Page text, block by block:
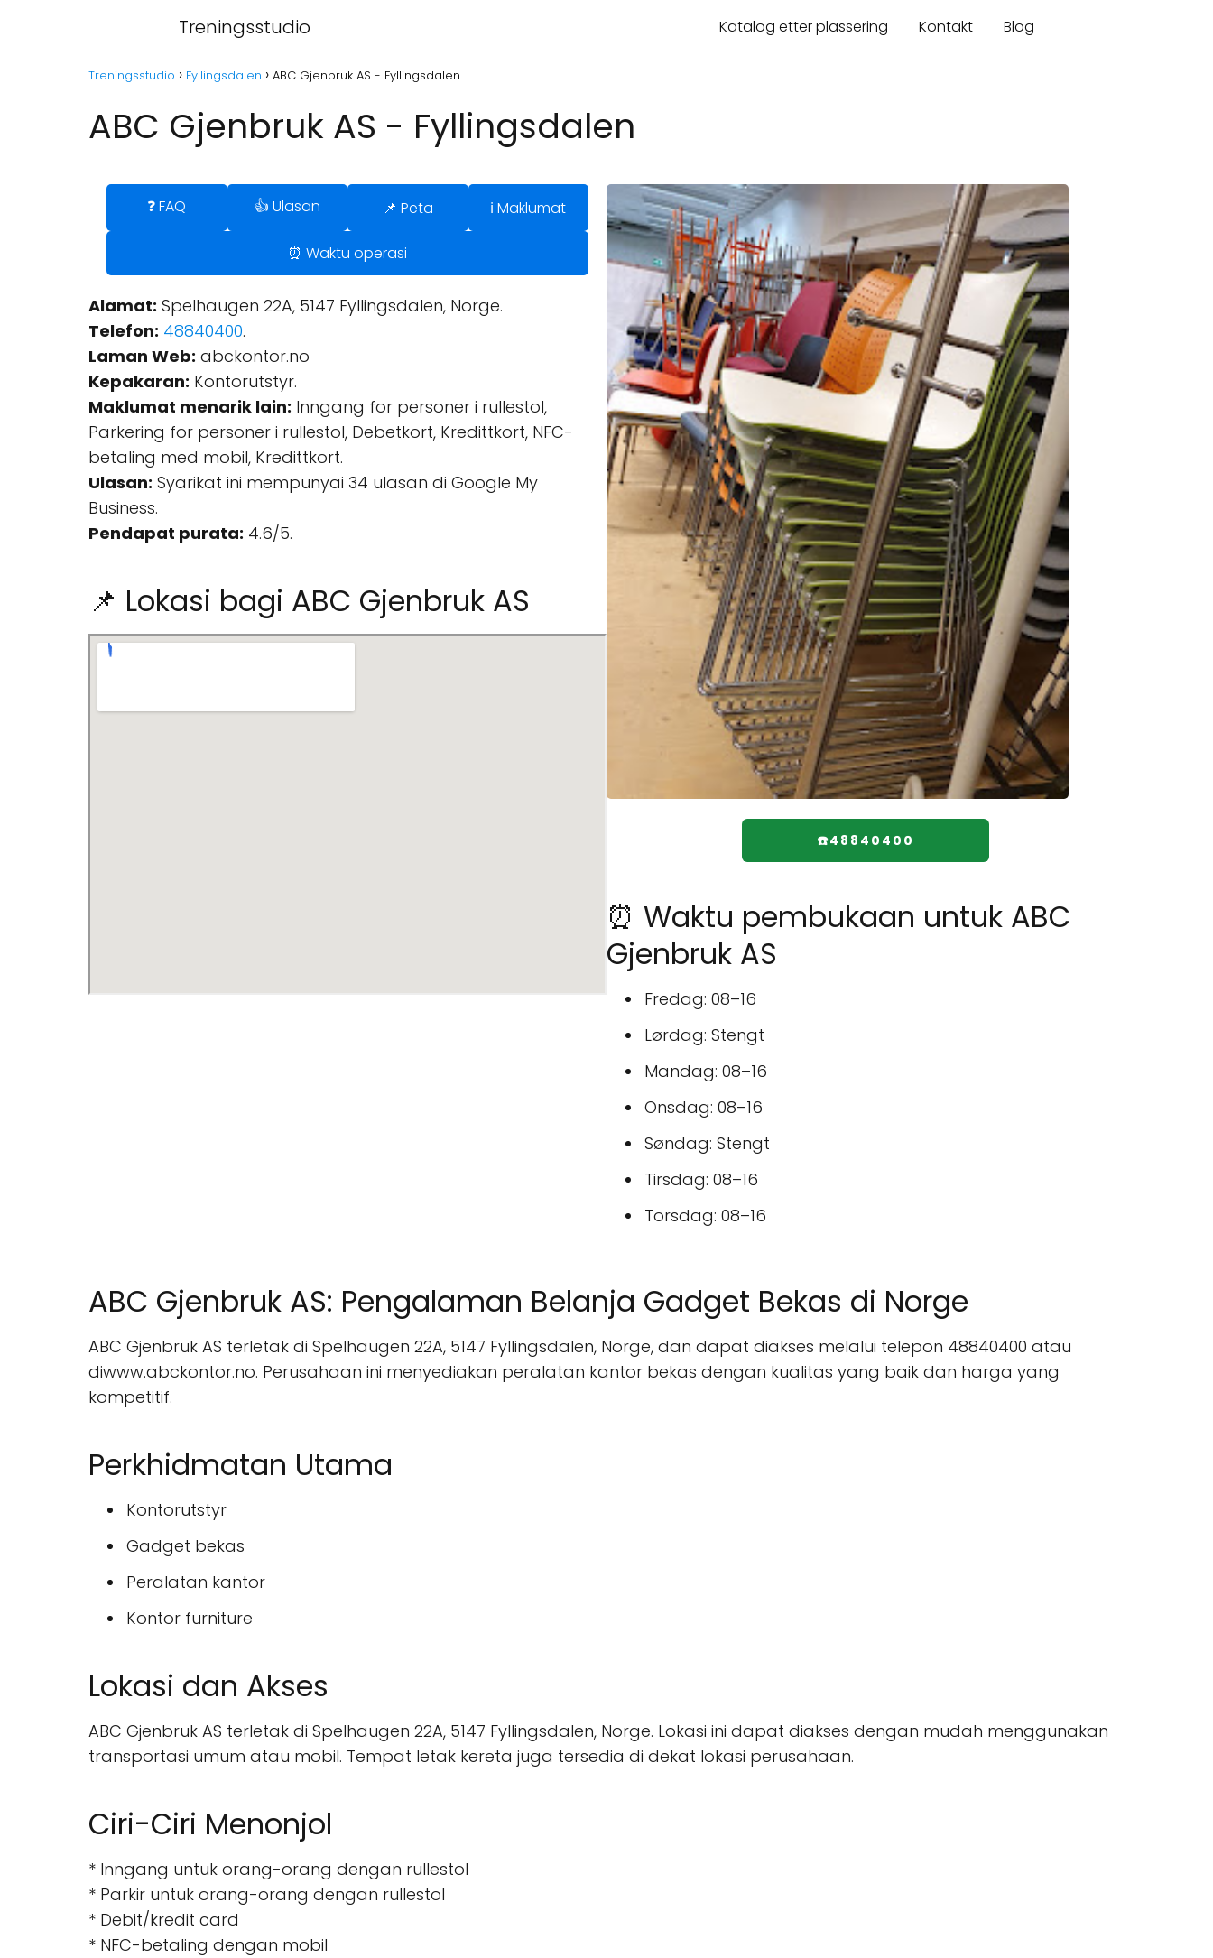
Treningsstudio Katalog etter plassering Kontakt Blog
Treningsstudio Fyllingsdalen ABC Gjenbruk AS - Fyllingsdalen
ABC Gjenbruk AS - Fyllingsdalen
❓ FAQ 👍 Ulasan 📌 Peta ℹ️ Maklumat
⏰ Waktu operasi
Alamat: Spelhaugen 22A, 5147 Fyllingsdalen, Norge.
Telefon: 48840400.
Laman Web: abckontor.no
Kepakaran: Kontorutstyr.
Maklumat menarik lain: Inngang for personer i rullestol,
Parkering for personer i rullestol, Debetkort, Kredittkort, NFC-
betaling med mobil, Kredittkort.
Ulasan: Syarikat ini mempunyai 34 ulasan di Google My
Business.
Pendapat purata: 4.6/5.
📌 Lokasi bagi ABC Gjenbruk AS
☎️48840400
⏰ Waktu pembukaan untuk ABC
Gjenbruk AS
Fredag: 08–16
Lørdag: Stengt
Mandag: 08–16
Onsdag: 08–16
Søndag: Stengt
Tirsdag: 08–16
Torsdag: 08–16
ABC Gjenbruk AS: Pengalaman Belanja Gadget Bekas di Norge
ABC Gjenbruk AS terletak di Spelhaugen 22A, 5147 Fyllingsdalen, Norge, dan dapat diakses melalui telepon 48840400 atau
diwww.abckontor.no. Perusahaan ini menyediakan peralatan kantor bekas dengan kualitas yang baik dan harga yang
kompetitif.
Perkhidmatan Utama
Kontorutstyr
Gadget bekas
Peralatan kantor
Kontor furniture
Lokasi dan Akses
ABC Gjenbruk AS terletak di Spelhaugen 22A, 5147 Fyllingsdalen, Norge. Lokasi ini dapat diakses dengan mudah menggunakan
transportasi umum atau mobil. Tempat letak kereta juga tersedia di dekat lokasi perusahaan.
Ciri-Ciri Menonjol
* Inngang untuk orang-orang dengan rullestol
* Parkir untuk orang-orang dengan rullestol
* Debit/kredit card
* NFC-betaling dengan mobil